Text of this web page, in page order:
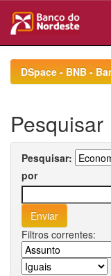
navigationDSpace - BNB -
Pesquisar
Pesquisar:
por
Filtros correntes: